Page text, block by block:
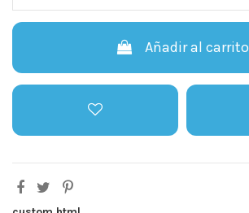
Añadir al carrito